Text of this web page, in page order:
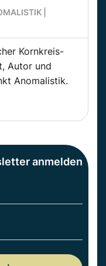
|
Kornkreis-
Autor und
Anomalistik.
anmelden